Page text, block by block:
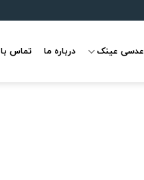
عدسی عینک درباره ما تماس